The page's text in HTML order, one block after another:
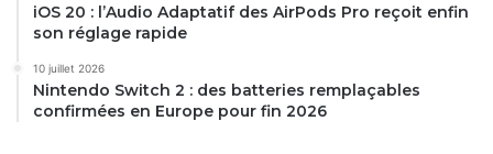
iOS 20 : l’Audio Adaptatif des AirPods Pro reçoit enfin
son réglage rapide
10 juillet 2026
Nintendo Switch 2 : des batteries remplaçables
confirmées en Europe pour fin 2026